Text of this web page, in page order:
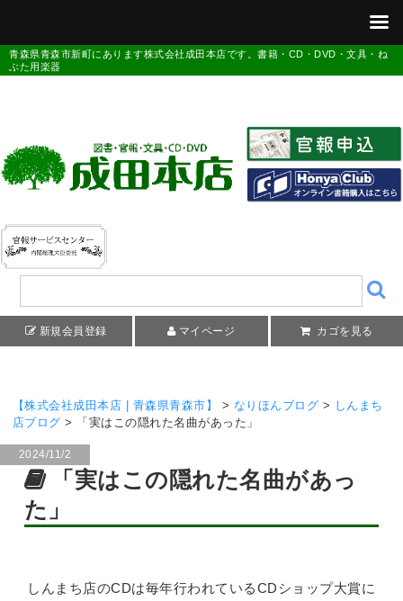
青森県青森市新町にあります株式会社成田本店です。書籍・CD・DVD・文具・ね
ぶた用楽器
新規会員登録 マイページ カゴを見る
【株式会社成田本店 | 青森県青森市】 > なりほんブログ > しんまち
店ブログ > 「実はこの隠れた名曲があった」
2024/11/2
「実はこの隠れた名曲があっ
た」
しんまち店のCDは毎年行われているCDショップ大賞に